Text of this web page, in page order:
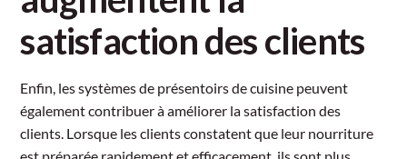
satisfaction des clients
Enfin, les systèmes de présentoirs de cuisine peuvent
également contribuer à améliorer la satisfaction des
clients. Lorsque les clients constatent que leur nourriture
est préparée rapidement et efficacement, ils sont plus